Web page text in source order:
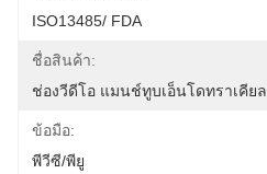
ISO13485/ FDA
ชื่อสินค้า:
ช่องวีดีโอ แมนช์ทูบเอ็นโดทราเคียล
ข้อมือ:
พีวีซี/พียู